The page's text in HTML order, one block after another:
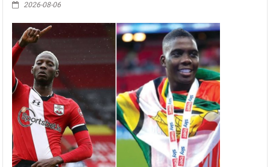
2026-08-06